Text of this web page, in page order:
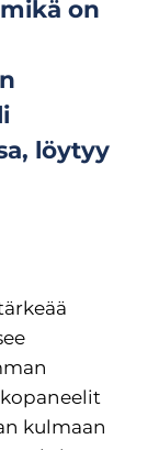
on
löytyy
kulmaan